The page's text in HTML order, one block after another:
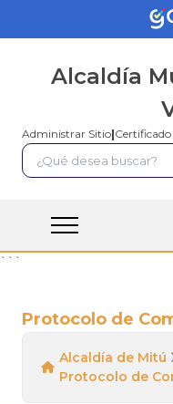
Alcaldía
Administrar Sitio|Certificado
```
Protocolo de
Alcaldía de Mitú
Protocolo de